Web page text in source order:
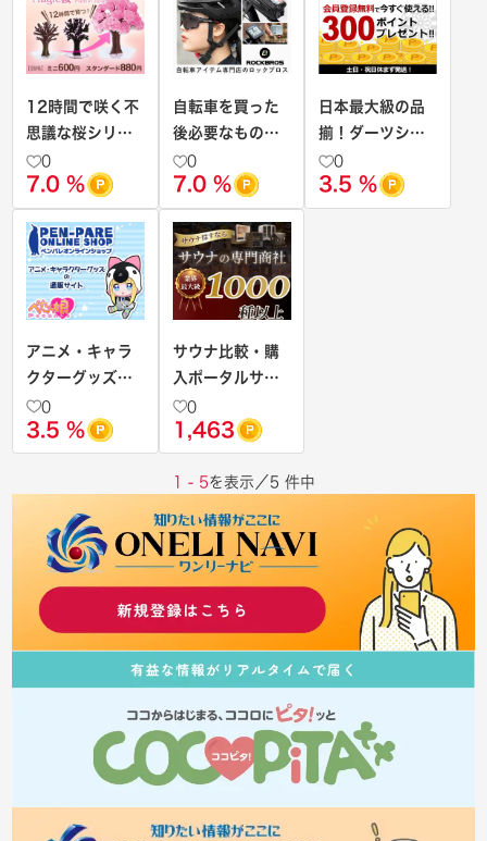
12時間で咲く不
思議な桜シリー
ズ【Magic桜】
0
7.0 %
自転車を買った
後必要なものは
全て揃うロック
ブロス
0
7.0 %
日本最大級の品
揃！ダーツショ
ップ【DARTS
HiVe】
0
3.5 %
アニメ・キャラ
クターグッズの
通販サイト【ペ
ンパレオンライ
ンショップ】
0
3.5 %
サウナ比較・購
入ポータルサイ
ト【サウナの専
門商社】
0
1,463
1 - 5を表示／5 件中